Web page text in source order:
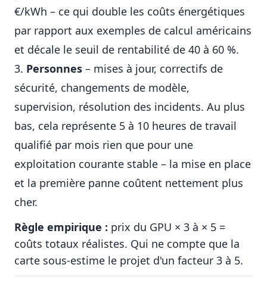
€/kWh – ce qui double les coûts énergétiques
par rapport aux exemples de calcul américains
et décale le seuil de rentabilité de 40 à 60 %.
Personnes – mises à jour, correctifs de
sécurité, changements de modèle,
supervision, résolution des incidents. Au plus
bas, cela représente 5 à 10 heures de travail
qualifié par mois rien que pour une
exploitation courante stable – la mise en place
et la première panne coûtent nettement plus
cher.
Règle empirique : prix du GPU × 3 à × 5 =
coûts totaux réalistes. Qui ne compte que la
carte sous-estime le projet d'un facteur 3 à 5.